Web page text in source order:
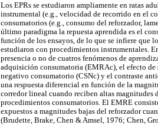
Los EPRs se estudiaron ampliamente en ratas
instrumental (e.g., velocidad de recorrido en el
consumatorios (e.g., consumo del reforzador,
último paradigma la repuesta aprendida es el
función de los ensayos, de lo que se infiere que
estudiaron con procedimientos instrumentales.
presencia o no de cuatros fenómenos de
adquisición consumatoria (EMRAc), el efecto
negativo consumatorio (CSNc) y el contraste
una respuesta diferencial en función de la
corredor lineal cuando reciben altas magnitudes
procedimientos consumatorios. El EMRE
expuestos a magnitudes bajas del reforzador
(Brudette, Brake, Chen & Amsel, 1976; Chen,